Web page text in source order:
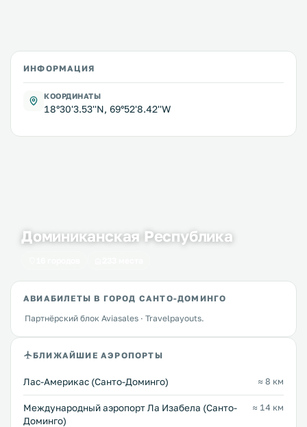
ИНФОРМАЦИЯ
КООРДИНАТЫ
18°30'3.53''N, 69°52'8.42''W
Доминиканская Республика
АВИАБИЛЕТЫ В ГОРОД САНТО-ДОМИНГО
Партнёрский блок Aviasales · Travelpayouts.
БЛИЖАЙШИЕ АЭРОПОРТЫ
Лас-Америкас (Санто-Доминго) ≈ 8 км
Международный аэропорт Ла Изабела (Санто-
Доминго)
≈ 14 км